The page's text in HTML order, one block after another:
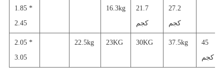
1.85 *
2.45
16.3kg
21.7
كجم
27.2
كجم
2.05 *
3.05
22.5kg 23KG 30KG 37.5kg
45
كجم